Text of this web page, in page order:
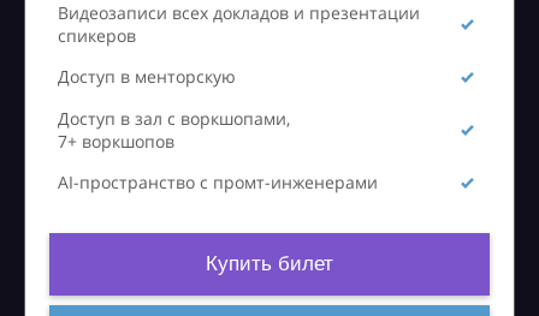
Видеозаписи всех докладов и презентации
спикеров
Доступ в менторскую
Доступ в зал с воркшопами,
7+ воркшопов
AI-пространство с промт-инженерами
Купить билет